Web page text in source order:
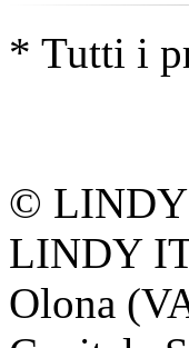
* Tutti i
© LINDY
LINDY
Olona